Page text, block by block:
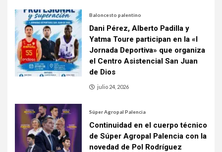
Baloncesto palentino
Dani Pérez, Alberto Padilla y
Yatma Toure participan en la «I
Jornada Deportiva» que organiza
el Centro Asistencial San Juan
de Dios
julio 24, 2026
Súper Agropal Palencia
Continuidad en el cuerpo técnico
de Súper Agropal Palencia con la
novedad de Pol Rodríguez